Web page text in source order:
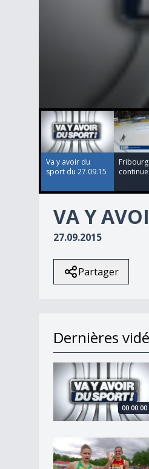
0
seconds
2
minutes,
secondVolume
Va y avoir du
sport du 27.09.15
VA Y
27.09.2015
Partager
Dernières
Va y avoir du sport du
00:00:00
La Suisse de retour